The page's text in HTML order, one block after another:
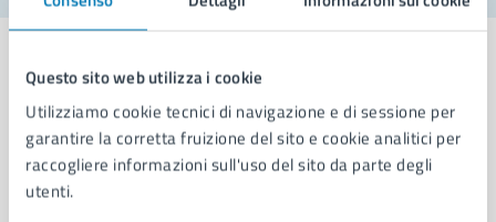
Questo sito web utilizza i cookie
Utilizziamo cookie tecnici di navigazione e di sessione per
garantire la corretta fruizione del sito e cookie analitici per
raccogliere informazioni sull'uso del sito da parte degli
utenti.
Comune di Napoli